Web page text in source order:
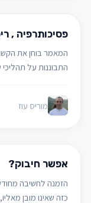
מאמרים ודעות
פסיכותרפיה ,
המאמר בוחן את הקשר
התבוננות על
וריפוי.
מוריס עוז
משבר וצמיחה ממשבר
אפשר חיבוק?
הזמנה לחשיבה